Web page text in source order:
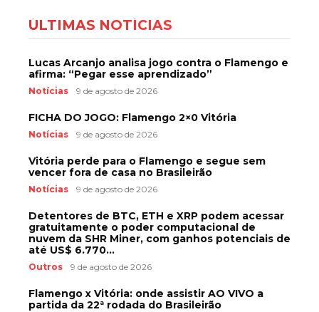
ÚLTIMAS NOTÍCIAS
Lucas Arcanjo analisa jogo contra o Flamengo e
afirma: “Pegar esse aprendizado”
Notícias 9 de agosto de 2026
FICHA DO JOGO: Flamengo 2×0 Vitória
Notícias 9 de agosto de 2026
Vitória perde para o Flamengo e segue sem
vencer fora de casa no Brasileirão
Notícias 9 de agosto de 2026
Detentores de BTC, ETH e XRP podem acessar
gratuitamente o poder computacional de
nuvem da SHR Miner, com ganhos potenciais de
até US$ 6.770...
Outros 9 de agosto de 2026
Flamengo x Vitória: onde assistir AO VIVO a
partida da 22ª rodada do Brasileirão